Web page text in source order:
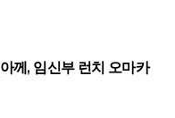
께, 임신부 런치 오마카